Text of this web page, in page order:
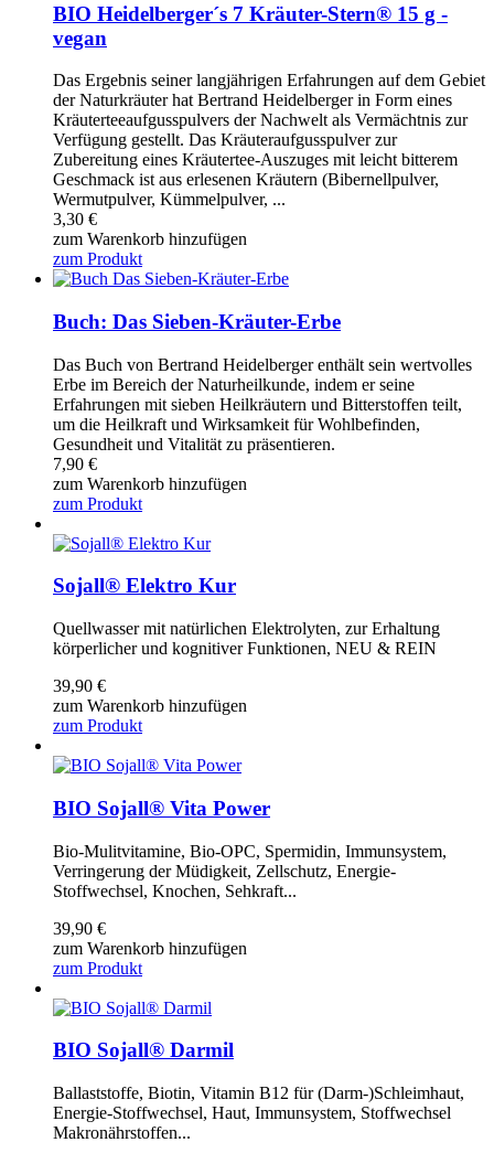
BIO Heidelberger´s 7 Kräuter-Stern® 15 g -
vegan
Das Ergebnis seiner langjährigen Erfahrungen auf dem Gebiet
der Naturkräuter hat Bertrand Heidelberger in Form eines
Kräuterteeaufgusspulvers der Nachwelt als Vermächtnis zur
Verfügung gestellt. Das Kräuteraufgusspulver zur
Zubereitung eines Kräutertee-Auszuges mit leicht bitterem
Geschmack ist aus erlesenen Kräutern (Bibernellpulver,
Wermutpulver, Kümmelpulver, ...
3,30 €
zum Warenkorb hinzufügen
zum Produkt
Buch: Das Sieben-Kräuter-Erbe
Das Buch von Bertrand Heidelberger enthält sein wertvolles
Erbe im Bereich der Naturheilkunde, indem er seine
Erfahrungen mit sieben Heilkräutern und Bitterstoffen teilt,
um die Heilkraft und Wirksamkeit für Wohlbefinden,
Gesundheit und Vitalität zu präsentieren.
7,90 €
zum Warenkorb hinzufügen
zum Produkt
Sojall® Elektro Kur
Quellwasser mit natürlichen Elektrolyten, zur Erhaltung
körperlicher und kognitiver Funktionen, NEU & REIN
39,90 €
zum Warenkorb hinzufügen
zum Produkt
BIO Sojall® Vita Power
Bio-Mulitvitamine, Bio-OPC, Spermidin, Immunsystem,
Verringerung der Müdigkeit, Zellschutz, Energie-
Stoffwechsel, Knochen, Sehkraft...
39,90 €
zum Warenkorb hinzufügen
zum Produkt
BIO Sojall® Darmil
Ballaststoffe, Biotin, Vitamin B12 für (Darm-)Schleimhaut,
Energie-Stoffwechsel, Haut, Immunsystem, Stoffwechsel
Makronährstoffen...